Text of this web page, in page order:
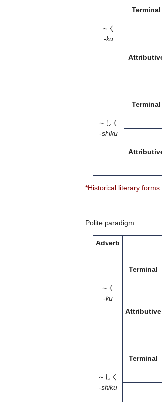
～く
-ku
Terminal
～しく
-shiku
Terminal
*Historical literary forms.
Polite paradigm:
Adverb
～く
-ku
Terminal
Attributive
～しく
-shiku
Terminal